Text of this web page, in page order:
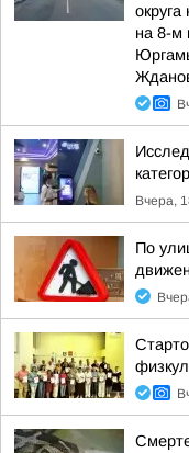
на 8-м
Вчера,
По